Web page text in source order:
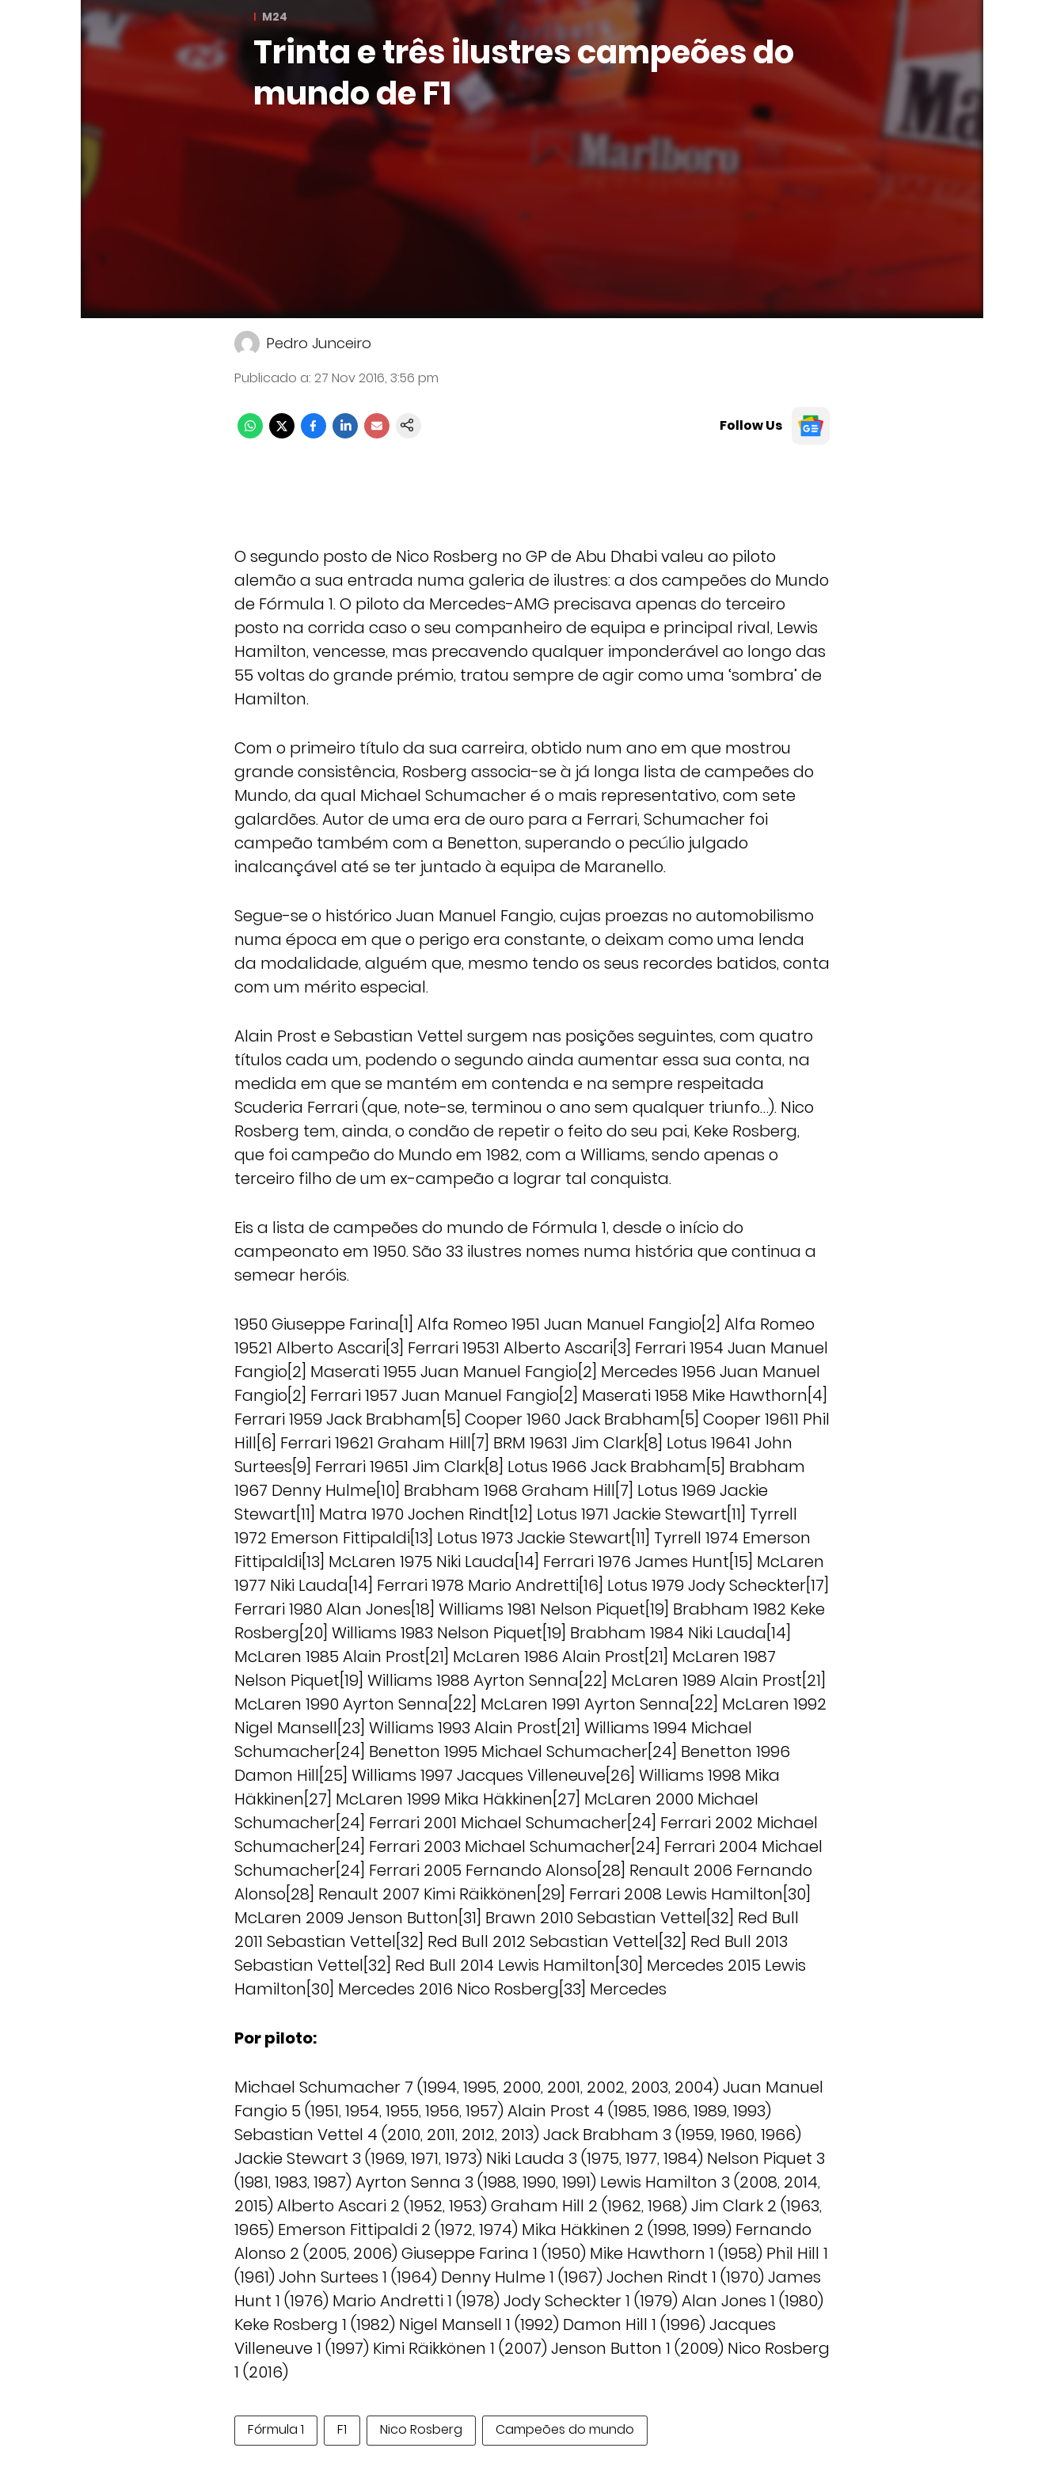
M24
Trinta e três ilustres campeões do
mundo de F1
Pedro Junceiro
Publicado a: 27 Nov 2016, 3:56 pm
Follow Us
O segundo posto de Nico Rosberg no GP de Abu Dhabi valeu ao piloto
alemão a sua entrada numa galeria de ilustres: a dos campeões do Mundo
de Fórmula 1. O piloto da Mercedes-AMG precisava apenas do terceiro
posto na corrida caso o seu companheiro de equipa e principal rival, Lewis
Hamilton, vencesse, mas precavendo qualquer imponderável ao longo das
55 voltas do grande prémio, tratou sempre de agir como uma ‘sombra’ de
Hamilton.
Com o primeiro título da sua carreira, obtido num ano em que mostrou
grande consistência, Rosberg associa-se à já longa lista de campeões do
Mundo, da qual Michael Schumacher é o mais representativo, com sete
galardões. Autor de uma era de ouro para a Ferrari, Schumacher foi
campeão também com a Benetton, superando o pecúlio julgado
inalcançável até se ter juntado à equipa de Maranello.
Segue-se o histórico Juan Manuel Fangio, cujas proezas no automobilismo
numa época em que o perigo era constante, o deixam como uma lenda
da modalidade, alguém que, mesmo tendo os seus recordes batidos, conta
com um mérito especial.
Alain Prost e Sebastian Vettel surgem nas posições seguintes, com quatro
títulos cada um, podendo o segundo ainda aumentar essa sua conta, na
medida em que se mantém em contenda e na sempre respeitada
Scuderia Ferrari (que, note-se, terminou o ano sem qualquer triunfo…). Nico
Rosberg tem, ainda, o condão de repetir o feito do seu pai, Keke Rosberg,
que foi campeão do Mundo em 1982, com a Williams, sendo apenas o
terceiro filho de um ex-campeão a lograr tal conquista.
Eis a lista de campeões do mundo de Fórmula 1, desde o início do
campeonato em 1950. São 33 ilustres nomes numa história que continua a
semear heróis.
1950 Giuseppe Farina[1] Alfa Romeo 1951 Juan Manuel Fangio[2] Alfa Romeo
19521 Alberto Ascari[3] Ferrari 19531 Alberto Ascari[3] Ferrari 1954 Juan Manuel
Fangio[2] Maserati 1955 Juan Manuel Fangio[2] Mercedes 1956 Juan Manuel
Fangio[2] Ferrari 1957 Juan Manuel Fangio[2] Maserati 1958 Mike Hawthorn[4]
Ferrari 1959 Jack Brabham[5] Cooper 1960 Jack Brabham[5] Cooper 19611 Phil
Hill[6] Ferrari 19621 Graham Hill[7] BRM 19631 Jim Clark[8] Lotus 19641 John
Surtees[9] Ferrari 19651 Jim Clark[8] Lotus 1966 Jack Brabham[5] Brabham
1967 Denny Hulme[10] Brabham 1968 Graham Hill[7] Lotus 1969 Jackie
Stewart[11] Matra 1970 Jochen Rindt[12] Lotus 1971 Jackie Stewart[11] Tyrrell
1972 Emerson Fittipaldi[13] Lotus 1973 Jackie Stewart[11] Tyrrell 1974 Emerson
Fittipaldi[13] McLaren 1975 Niki Lauda[14] Ferrari 1976 James Hunt[15] McLaren
1977 Niki Lauda[14] Ferrari 1978 Mario Andretti[16] Lotus 1979 Jody Scheckter[17]
Ferrari 1980 Alan Jones[18] Williams 1981 Nelson Piquet[19] Brabham 1982 Keke
Rosberg[20] Williams 1983 Nelson Piquet[19] Brabham 1984 Niki Lauda[14]
McLaren 1985 Alain Prost[21] McLaren 1986 Alain Prost[21] McLaren 1987
Nelson Piquet[19] Williams 1988 Ayrton Senna[22] McLaren 1989 Alain Prost[21]
McLaren 1990 Ayrton Senna[22] McLaren 1991 Ayrton Senna[22] McLaren 1992
Nigel Mansell[23] Williams 1993 Alain Prost[21] Williams 1994 Michael
Schumacher[24] Benetton 1995 Michael Schumacher[24] Benetton 1996
Damon Hill[25] Williams 1997 Jacques Villeneuve[26] Williams 1998 Mika
Häkkinen[27] McLaren 1999 Mika Häkkinen[27] McLaren 2000 Michael
Schumacher[24] Ferrari 2001 Michael Schumacher[24] Ferrari 2002 Michael
Schumacher[24] Ferrari 2003 Michael Schumacher[24] Ferrari 2004 Michael
Schumacher[24] Ferrari 2005 Fernando Alonso[28] Renault 2006 Fernando
Alonso[28] Renault 2007 Kimi Räikkönen[29] Ferrari 2008 Lewis Hamilton[30]
McLaren 2009 Jenson Button[31] Brawn 2010 Sebastian Vettel[32] Red Bull
2011 Sebastian Vettel[32] Red Bull 2012 Sebastian Vettel[32] Red Bull 2013
Sebastian Vettel[32] Red Bull 2014 Lewis Hamilton[30] Mercedes 2015 Lewis
Hamilton[30] Mercedes 2016 Nico Rosberg[33] Mercedes
Por piloto:
Michael Schumacher 7 (1994, 1995, 2000, 2001, 2002, 2003, 2004) Juan Manuel
Fangio 5 (1951, 1954, 1955, 1956, 1957) Alain Prost 4 (1985, 1986, 1989, 1993)
Sebastian Vettel 4 (2010, 2011, 2012, 2013) Jack Brabham 3 (1959, 1960, 1966)
Jackie Stewart 3 (1969, 1971, 1973) Niki Lauda 3 (1975, 1977, 1984) Nelson Piquet 3
(1981, 1983, 1987) Ayrton Senna 3 (1988, 1990, 1991) Lewis Hamilton 3 (2008, 2014,
2015) Alberto Ascari 2 (1952, 1953) Graham Hill 2 (1962, 1968) Jim Clark 2 (1963,
1965) Emerson Fittipaldi 2 (1972, 1974) Mika Häkkinen 2 (1998, 1999) Fernando
Alonso 2 (2005, 2006) Giuseppe Farina 1 (1950) Mike Hawthorn 1 (1958) Phil Hill 1
(1961) John Surtees 1 (1964) Denny Hulme 1 (1967) Jochen Rindt 1 (1970) James
Hunt 1 (1976) Mario Andretti 1 (1978) Jody Scheckter 1 (1979) Alan Jones 1 (1980)
Keke Rosberg 1 (1982) Nigel Mansell 1 (1992) Damon Hill 1 (1996) Jacques
Villeneuve 1 (1997) Kimi Räikkönen 1 (2007) Jenson Button 1 (2009) Nico Rosberg
1 (2016)
Fórmula 1 F1 Nico Rosberg Campeões do mundo